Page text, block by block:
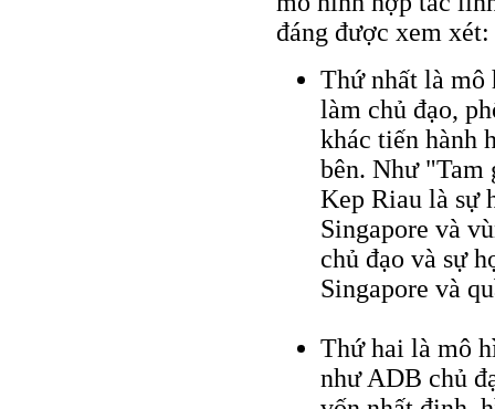
đáng được xem xét:
Thứ nhất là mô
làm chủ đạo,
khác tiến hành
bên. Như "Tam
Kep Riau là sự
Singapore và
chủ đạo và sự
Singapore và
Thứ hai là mô
như ADB chủ